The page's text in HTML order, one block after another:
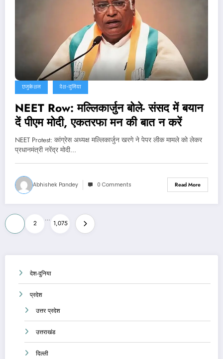
एजुकेशन देश-दुनिया
NEET Row: मल्लिकार्जुन बोले- संसद में बयान
दें पीएम मोदी, एकतरफा मन की बात न करें
NEET Protest: कांग्रेस अध्यक्ष मल्लिकार्जुन खरगे ने पेपर लीक मामले को लेकर
प्रधानमंत्री नरेंद्र मोदी…
Abhishek Pandey 0 Comments Read More
Posts
pagination
2
…
1,075
देश-दुनिया
प्रदेश
उत्तर प्रदेश
उत्तराखंड
दिल्ली